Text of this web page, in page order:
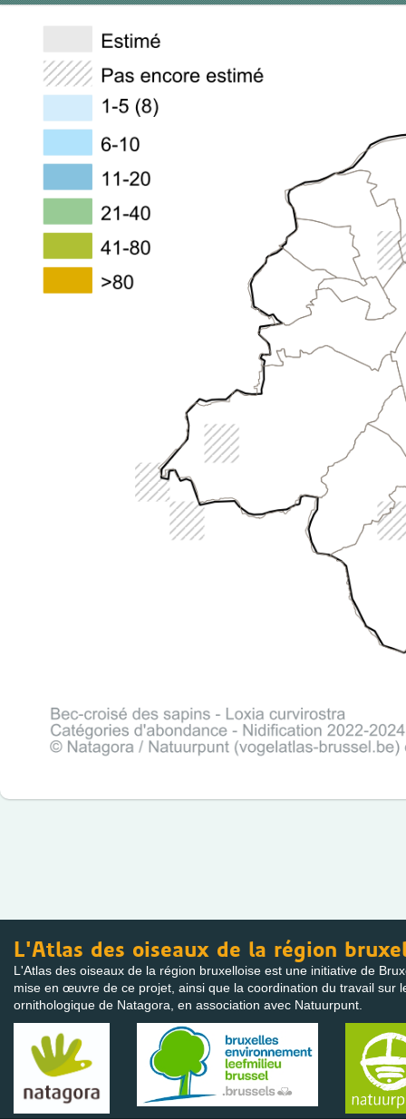
L'Atlas des oiseaux de la région
L'Atlas des oiseaux de la région bruxelloise est une initiative de
mise en œuvre de ce projet, ainsi que la coordination du travail sur
ornithologique de Natagora, en association avec Natuurpunt.